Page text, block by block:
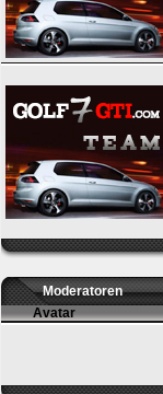
Moderatoren
Avatar